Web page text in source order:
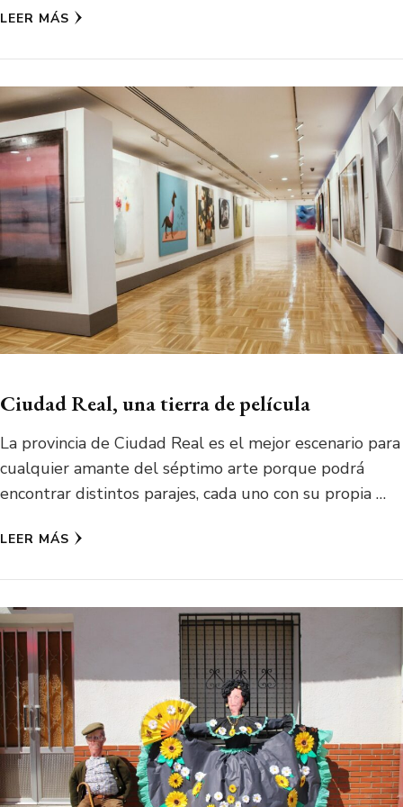
LEER MÁS
Ciudad Real, una tierra de película
La provincia de Ciudad Real es el mejor escenario para
cualquier amante del séptimo arte porque podrá
encontrar distintos parajes, cada uno con su propia …
LEER MÁS